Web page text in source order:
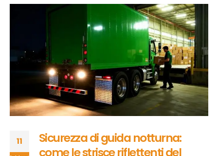
11
Sicurezza di guida notturna:
come le strisce riflettenti del